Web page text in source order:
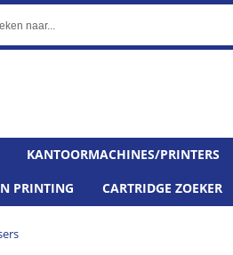
KANTOORMACHINES/PRINTERS
PRINTING CARTRIDGE ZOEKER